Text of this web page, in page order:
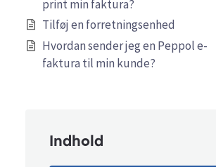
print min faktura?
Tilføj en forretningsenhed
Hvordan sender jeg en Peppol e-
faktura til min kunde?
Indhold